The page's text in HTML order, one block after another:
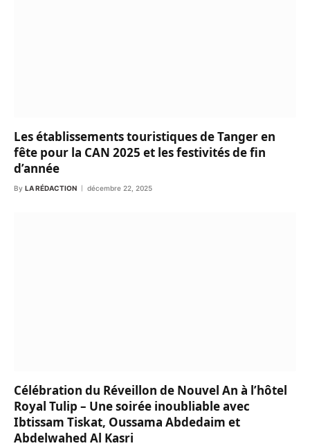
Les établissements touristiques de Tanger en
fête pour la CAN 2025 et les festivités de fin
d’année
By LA RÉDACTION décembre 22, 2025
Célébration du Réveillon de Nouvel An à l’hôtel
Royal Tulip – Une soirée inoubliable avec
Ibtissam Tiskat, Oussama Abdedaim et
Abdelwahed Al Kasri